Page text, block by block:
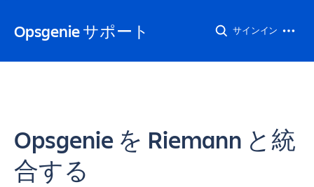
Opsgenie サポート サインイン
Opsgenie を Riemann と統
合する